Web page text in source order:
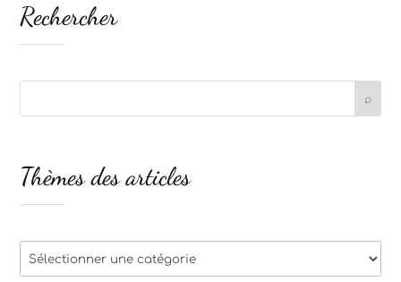
Rechercher
Thèmes des articles
Thèmes
des